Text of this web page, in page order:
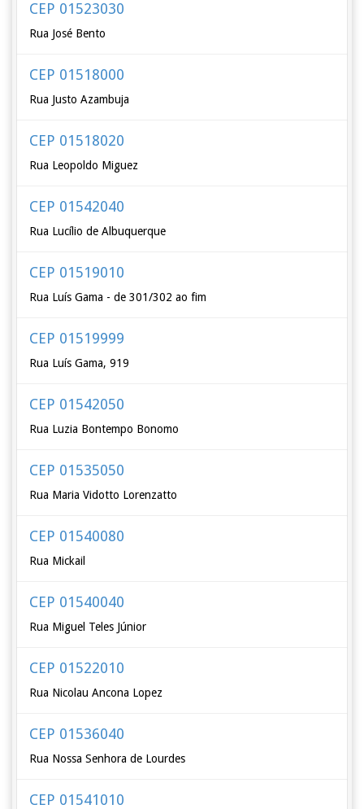
CEP 01523030
Rua José Bento
CEP 01518000
Rua Justo Azambuja
CEP 01518020
Rua Leopoldo Miguez
CEP 01542040
Rua Lucílio de Albuquerque
CEP 01519010
Rua Luís Gama - de 301/302 ao fim
CEP 01519999
Rua Luís Gama, 919
CEP 01542050
Rua Luzia Bontempo Bonomo
CEP 01535050
Rua Maria Vidotto Lorenzatto
CEP 01540080
Rua Mickail
CEP 01540040
Rua Miguel Teles Júnior
CEP 01522010
Rua Nicolau Ancona Lopez
CEP 01536040
Rua Nossa Senhora de Lourdes
CEP 01541010